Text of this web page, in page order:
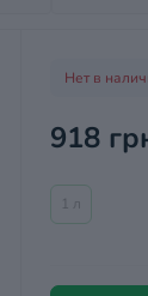
Нет в
918
1 л